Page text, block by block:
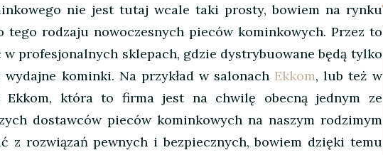
nie jest tutaj wcale taki prosty, bowiem na rynku
tego rodzaju nowoczesnych pieców kominkowych. Przez to
profesjonalnych sklepach, gdzie dystrybuowane będą tylko
kominki. Na przykład w salonach Ekkom, lub też w
Ekkom, która to firma jest na chwilę obecną jednym ze
dostawców pieców kominkowych na naszym rodzimym
z rozwiązań pewnych i bezpiecznych, bowiem dzięki temu